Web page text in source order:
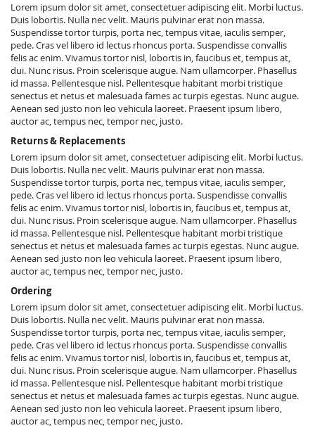
Lorem ipsum dolor sit amet, consectetuer adipiscing elit. Morbi luctus.
Duis lobortis. Nulla nec velit. Mauris pulvinar erat non massa.
Suspendisse tortor turpis, porta nec, tempus vitae, iaculis semper,
pede. Cras vel libero id lectus rhoncus porta. Suspendisse convallis
felis ac enim. Vivamus tortor nisl, lobortis in, faucibus et, tempus at,
dui. Nunc risus. Proin scelerisque augue. Nam ullamcorper. Phasellus
id massa. Pellentesque nisl. Pellentesque habitant morbi tristique
senectus et netus et malesuada fames ac turpis egestas. Nunc augue.
Aenean sed justo non leo vehicula laoreet. Praesent ipsum libero,
auctor ac, tempus nec, tempor nec, justo.
Returns & Replacements
Lorem ipsum dolor sit amet, consectetuer adipiscing elit. Morbi luctus.
Duis lobortis. Nulla nec velit. Mauris pulvinar erat non massa.
Suspendisse tortor turpis, porta nec, tempus vitae, iaculis semper,
pede. Cras vel libero id lectus rhoncus porta. Suspendisse convallis
felis ac enim. Vivamus tortor nisl, lobortis in, faucibus et, tempus at,
dui. Nunc risus. Proin scelerisque augue. Nam ullamcorper. Phasellus
id massa. Pellentesque nisl. Pellentesque habitant morbi tristique
senectus et netus et malesuada fames ac turpis egestas. Nunc augue.
Aenean sed justo non leo vehicula laoreet. Praesent ipsum libero,
auctor ac, tempus nec, tempor nec, justo.
Ordering
Lorem ipsum dolor sit amet, consectetuer adipiscing elit. Morbi luctus.
Duis lobortis. Nulla nec velit. Mauris pulvinar erat non massa.
Suspendisse tortor turpis, porta nec, tempus vitae, iaculis semper,
pede. Cras vel libero id lectus rhoncus porta. Suspendisse convallis
felis ac enim. Vivamus tortor nisl, lobortis in, faucibus et, tempus at,
dui. Nunc risus. Proin scelerisque augue. Nam ullamcorper. Phasellus
id massa. Pellentesque nisl. Pellentesque habitant morbi tristique
senectus et netus et malesuada fames ac turpis egestas. Nunc augue.
Aenean sed justo non leo vehicula laoreet. Praesent ipsum libero,
auctor ac, tempus nec, tempor nec, justo.